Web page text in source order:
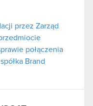
przez Zarząd
połączenia
Brand